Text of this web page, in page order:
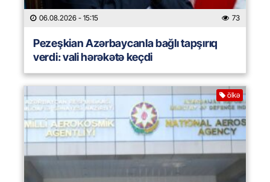
06.08.2026 - 15:15 73
Pezeşkian Azərbaycanla bağlı tapşırıq
verdi: vali hərəkətə keçdi
ölkə